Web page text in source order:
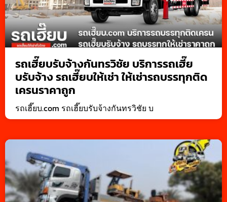
รถเฮี๊ยบรับจ้างกันทรวิชัย บริการรถเฮี๊ย
บรับจ้าง รถเฮี๊ยบให้เช่า ให้เช่ารถบรรทุกติด
เครนราคาถูก
รถเฮี๊ยบ.com รถเฮี๊ยบรับจ้างกันทรวิชัย บ